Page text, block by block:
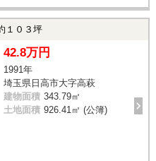
１０３坪
42.8万円
1991年
埼玉県日高市大字高萩
建物面積 343.79㎡
土地面積 926.41㎡ (公簿)